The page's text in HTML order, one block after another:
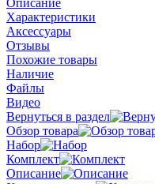
Характеристики
Аксессуары
Отзывы
Похожие товары
Наличие
Файлы
Видео
Вернуться в раздел
Обзор товара
Набор
Комплект
Описание